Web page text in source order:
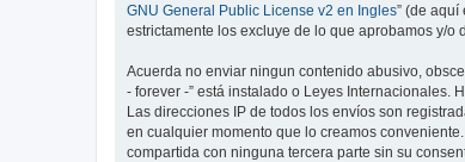
GNU General Public License v2 en Ingles” (de aquí
estrictamente los excluye de lo que aprobamos y/
Acuerda no enviar ningun contenido abusivo,
- forever -” está instalado o Leyes Internacionales.
Las direcciones IP de todos los envíos son
en cualquier momento que lo creamos
compartida con ninguna tercera parte sin su